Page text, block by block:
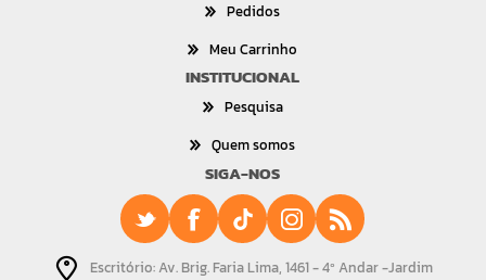
Pedidos
Meu Carrinho
INSTITUCIONAL
Pesquisa
Quem somos
SIGA-NOS
Escritório: Av. Brig. Faria Lima, 1461 - 4º Andar -Jardim